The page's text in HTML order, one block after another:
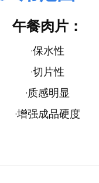
午餐肉片：
·保水性
·切片性
·质感明显
·增强成品硬度